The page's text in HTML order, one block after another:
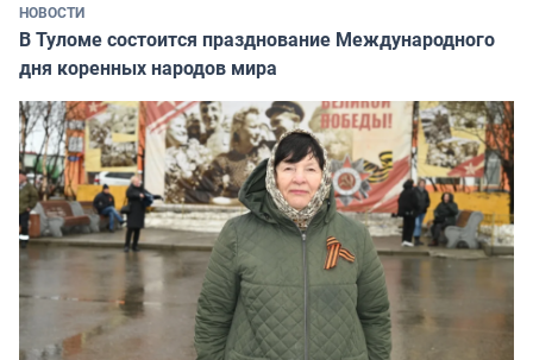
НОВОСТИ
В Туломе состоится празднование Международного
дня коренных народов мира